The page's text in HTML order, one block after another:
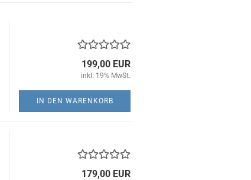
199,00 EUR
inkl. 19% MwSt.
IN DEN WARENKORB
179,00 EUR